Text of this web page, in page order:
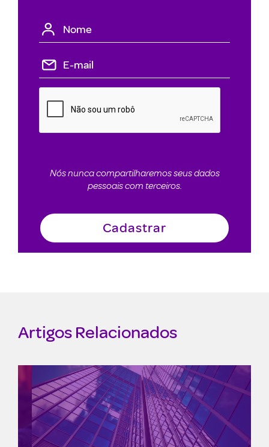
Nós nunca compartilharemos seus dados
pessoais com terceiros.
Artigos Relacionados